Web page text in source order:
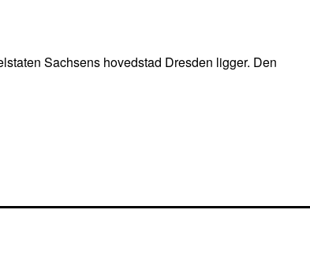
Sachsens hovedstad Dresden ligger. Den